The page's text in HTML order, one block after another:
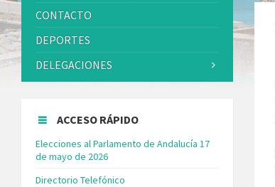
CONTACTO
DEPORTES
DELEGACIONES
ACCESO RÁPIDO
Elecciones al Parlamento de Andalucía 17
de mayo de 2026
Directorio Telefónico